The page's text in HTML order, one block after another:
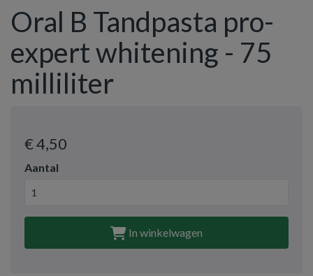
Oral B Tandpasta pro-
expert whitening - 75
milliliter
€ 4,50
Aantal
In winkelwagen